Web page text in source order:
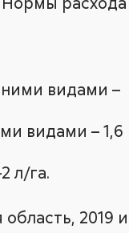
видами –
видами – 1,6
л/га.
2019 и